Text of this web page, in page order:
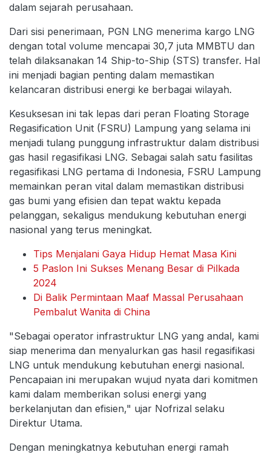
dalam sejarah perusahaan.
Dari sisi penerimaan, PGN LNG menerima kargo LNG
dengan total volume mencapai 30,7 juta MMBTU dan
telah dilaksanakan 14 Ship-to-Ship (STS) transfer. Hal
ini menjadi bagian penting dalam memastikan
kelancaran distribusi energi ke berbagai wilayah.
Kesuksesan ini tak lepas dari peran Floating Storage
Regasification Unit (FSRU) Lampung yang selama ini
menjadi tulang punggung infrastruktur dalam distribusi
gas hasil regasifikasi LNG. Sebagai salah satu fasilitas
regasifikasi LNG pertama di Indonesia, FSRU Lampung
memainkan peran vital dalam memastikan distribusi
gas bumi yang efisien dan tepat waktu kepada
pelanggan, sekaligus mendukung kebutuhan energi
nasional yang terus meningkat.
Tips Menjalani Gaya Hidup Hemat Masa Kini
5 Paslon Ini Sukses Menang Besar di Pilkada
2024
Di Balik Permintaan Maaf Massal Perusahaan
Pembalut Wanita di China
"Sebagai operator infrastruktur LNG yang andal, kami
siap menerima dan menyalurkan gas hasil regasifikasi
LNG untuk mendukung kebutuhan energi nasional.
Pencapaian ini merupakan wujud nyata dari komitmen
kami dalam memberikan solusi energi yang
berkelanjutan dan efisien," ujar Nofrizal selaku
Direktur Utama.
Dengan meningkatnya kebutuhan energi ramah